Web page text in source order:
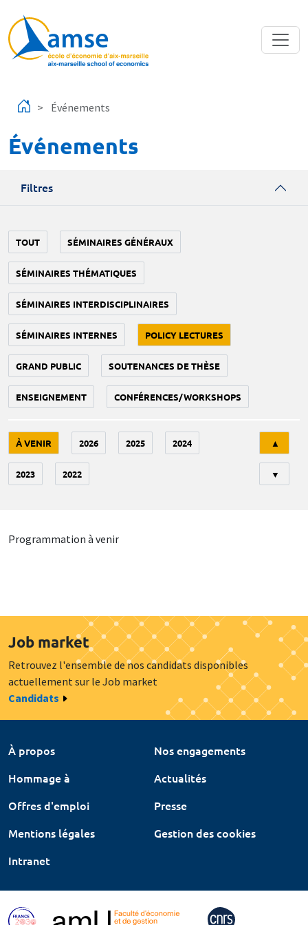
Événements
Événements
Filtres
TOUT SÉMINAIRES GÉNÉRAUX
SÉMINAIRES THÉMATIQUES
SÉMINAIRES INTERDISCIPLINAIRES
SÉMINAIRES INTERNES POLICY LECTURES
GRAND PUBLIC SOUTENANCES DE THÈSE
ENSEIGNEMENT CONFÉRENCES/WORKSHOPS
À VENIR 2026 2025 2024
2023 2022
▲
▼
Programmation à venir
Job market
Retrouvez l'ensemble de nos candidats disponibles
actuellement sur le Job market
Candidats
À propos
Nos engagements
Hommage à
Actualités
Offres d'emploi
Presse
Mentions légales
Gestion des cookies
Intranet